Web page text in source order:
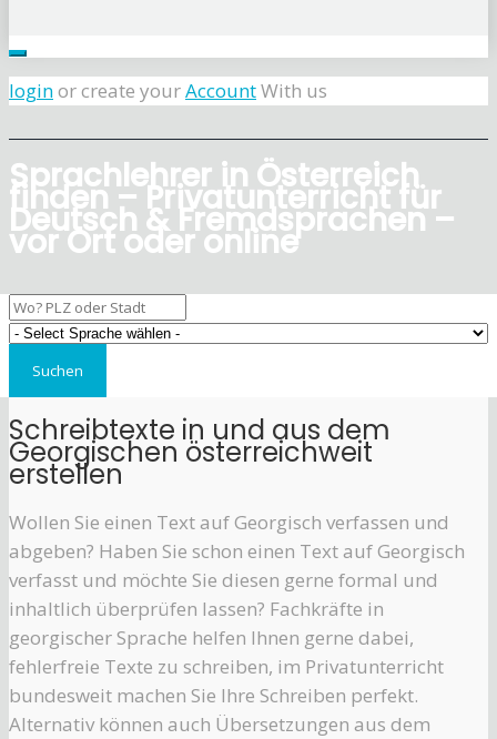
loginor create yourAccountWith us
Sprachlehrer in Österreich
finden – Privatunterricht für
Deutsch & Fremdsprachen –
vor Ort oder online
Schreibtexte in und aus dem
Georgischen österreichweit
erstellen
Wollen Sie einen Text auf Georgisch verfassen und
abgeben? Haben Sie schon einen Text auf Georgisch
verfasst und möchte Sie diesen gerne formal und
inhaltlich überprüfen lassen? Fachkräfte in
georgischer Sprache helfen Ihnen gerne dabei,
fehlerfreie Texte zu schreiben, im Privatunterricht
bundesweit machen Sie Ihre Schreiben perfekt.
Alternativ können auch Übersetzungen aus dem